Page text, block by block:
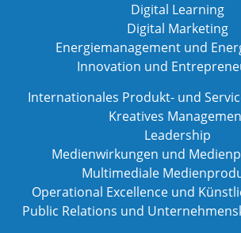
Digital Learning
Digital Marketing
Energiemanagement und
Innovation und
Internationales Produkt- und
Kreatives
Leadership
Medienwirkungen und
Multimediale
Operational Excellence und
Public Relations und